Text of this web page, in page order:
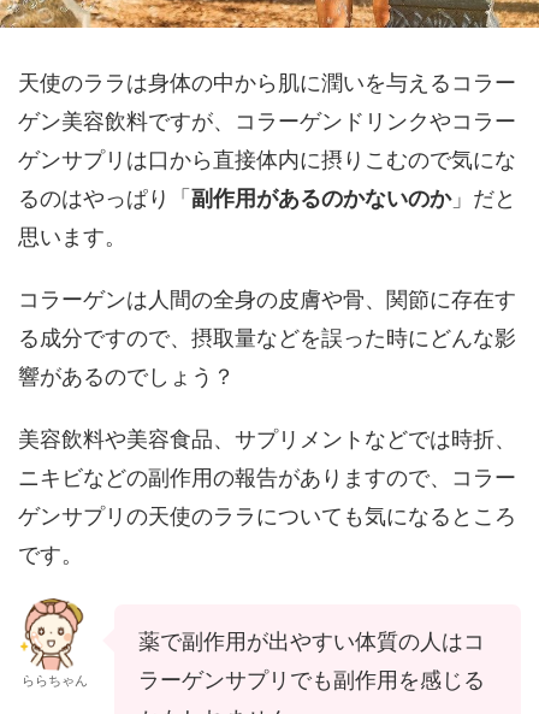
天使のララは身体の中から肌に潤いを与えるコラー
ゲン美容飲料ですが、コラーゲンドリンクやコラー
ゲンサプリは口から直接体内に摂りこむので気にな
るのはやっぱり「副作用があるのかないのか」だと
思います。
コラーゲンは人間の全身の皮膚や骨、関節に存在す
る成分ですので、摂取量などを誤った時にどんな影
響があるのでしょう？
美容飲料や美容食品、サプリメントなどでは時折、
ニキビなどの副作用の報告がありますので、コラー
ゲンサプリの天使のララについても気になるところ
です。
ららちゃん
薬で副作用が出やすい体質の人はコ
ラーゲンサプリでも副作用を感じる